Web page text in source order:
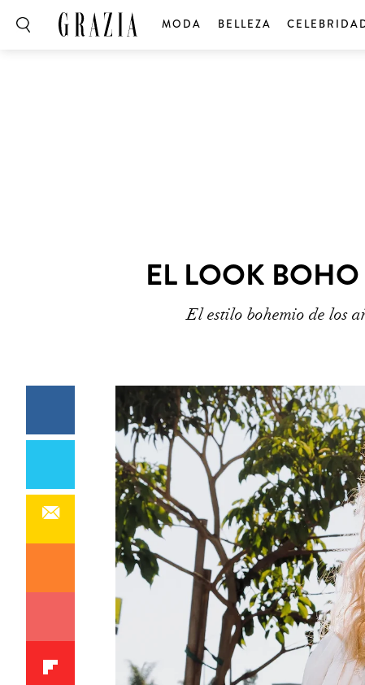
MODA BELLEZA
EL LOOK
El estilo bohemio de los